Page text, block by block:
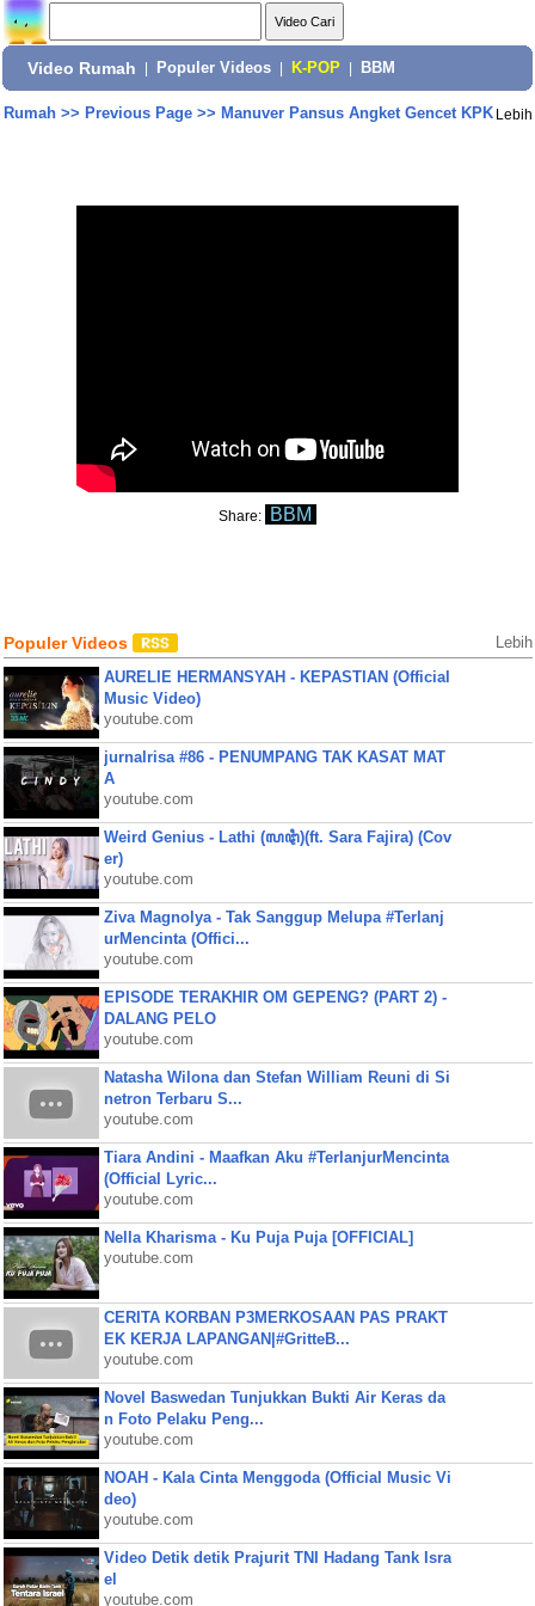
Video Rumah Populer Videos K-POP BBM
Rumah>> Previous Page>> Manuver Pansus Angket Gencet KPK Lebih
Share: BBM
Populer Videos Lebih
AURELIE HERMANSYAH - KEPASTIAN (Official
Music Video)
youtube.com
jurnalrisa #86 - PENUMPANG TAK KASAT MAT
A
youtube.com
Weird Genius - Lathi (ꦭꦛꦶ)(ft. Sara Fajira) (Cov
er)
youtube.com
Ziva Magnolya - Tak Sanggup Melupa #Terlanj
urMencinta (Offici...
youtube.com
EPISODE TERAKHIR OM GEPENG? (PART 2) -
DALANG PELO
youtube.com
Natasha Wilona dan Stefan William Reuni di Si
netron Terbaru S...
youtube.com
Tiara Andini - Maafkan Aku #TerlanjurMencinta
(Official Lyric...
youtube.com
Nella Kharisma - Ku Puja Puja [OFFICIAL]
youtube.com
CERITA KORBAN P3MERKOSAAN PAS PRAKT
EK KERJA LAPANGAN|#GritteB...
youtube.com
Novel Baswedan Tunjukkan Bukti Air Keras da
n Foto Pelaku Peng...
youtube.com
NOAH - Kala Cinta Menggoda (Official Music Vi
deo)
youtube.com
Video Detik detik Prajurit TNI Hadang Tank Isra
el
youtube.com